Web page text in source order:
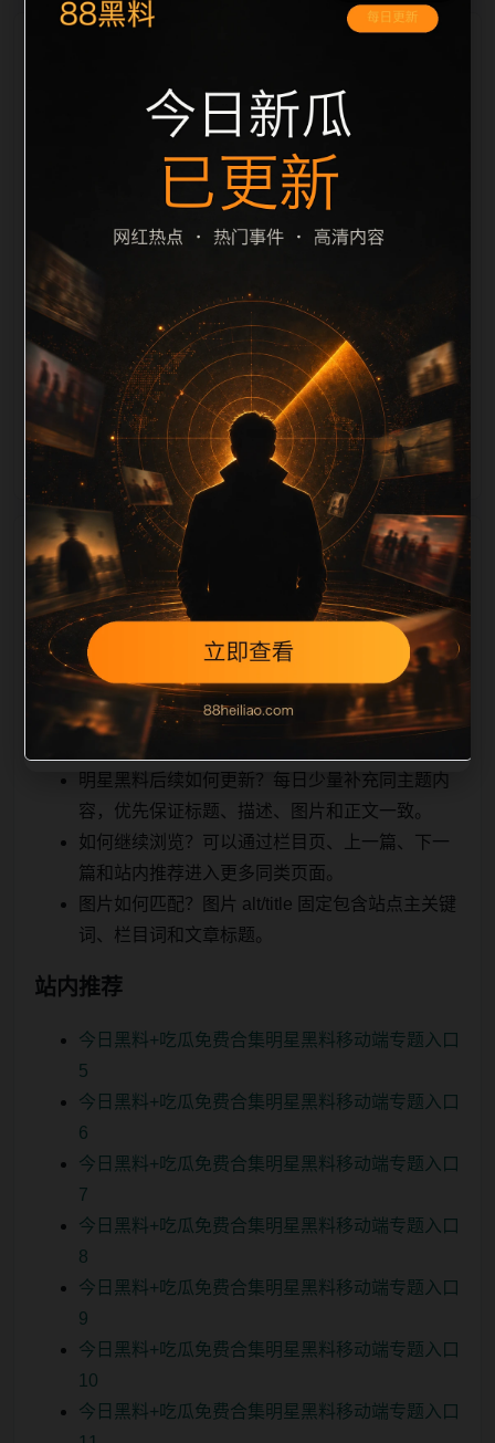
之间识别一致主题。后续每日采集时，建议继续执行远
程图片本地化、坏图默认图兜底、标题去重和
description 长度过滤。如果同一主题下有多个相近页
面，应通过不同角度补充事件背景、访问场景、相关问
题或专题入口，降低站群页面之间的重复感。页面底部
保留同类推荐、上一篇下一篇和 sitemap 入口，保证重
要页面点击深度尽量控制在三次以内。正文维护时可按
用户搜索路径补充三类信息：入口是否稳定、同栏目还
有哪些可继续阅读、移动端打开时图片和摘要是否一
致。每次新增内容后同步检查标题、description、
canonical、主题图、alt、title和推荐链接，确保页面既
能被搜索引擎理解，也能让真实
相关问题与推荐
用户顺着栏目继续浏览。同站连续更新时避免重复标题
和重复首段，优先补充不同关键词、不同栏目词和不同
问题角度。栏目页则保留清晰入口，方便后续专题自动
归集。发布后按真实浏览器复查首屏、图片、跳转体
验、相关推荐和加载速度。
明星黑料后续如何更新？每日少量补充同主题内
容，优先保证标题、描述、图片和正文一致。
如何继续浏览？可以通过栏目页、上一篇、下一
篇和站内推荐进入更多同类页面。
图片如何匹配？图片 alt/title 固定包含站点主关键
词、栏目词和文章标题。
站内推荐
今日黑料+吃瓜免费合集明星黑料移动端专题入口
5
今日黑料+吃瓜免费合集明星黑料移动端专题入口
6
今日黑料+吃瓜免费合集明星黑料移动端专题入口
7
今日黑料+吃瓜免费合集明星黑料移动端专题入口
8
今日黑料+吃瓜免费合集明星黑料移动端专题入口
9
今日黑料+吃瓜免费合集明星黑料移动端专题入口
10
今日黑料+吃瓜免费合集明星黑料移动端专题入口